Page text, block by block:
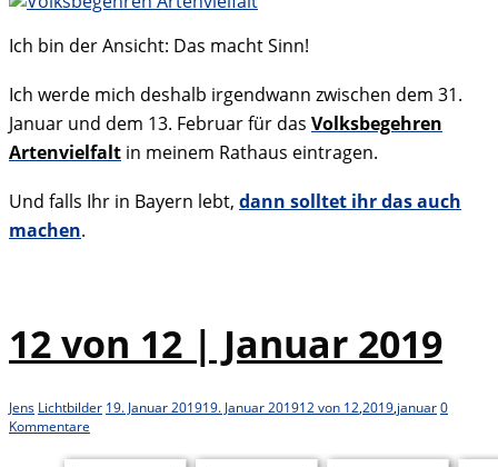
Ich bin der Ansicht: Das macht Sinn!
Ich werde mich deshalb irgendwann zwischen dem 31.
Januar und dem 13. Februar für das Volksbegehren
Artenvielfalt in meinem Rathaus eintragen.
Und falls Ihr in Bayern lebt, dann solltet ihr das auch
machen.
12 von 12 | Januar 2019
Jens Lichtbilder 19. Januar 201919. Januar 201912 von 12,2019,januar0
Kommentare